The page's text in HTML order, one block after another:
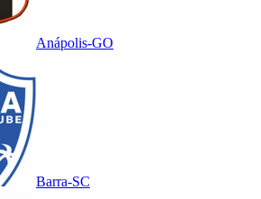
Anápolis-GO
Barra-SC